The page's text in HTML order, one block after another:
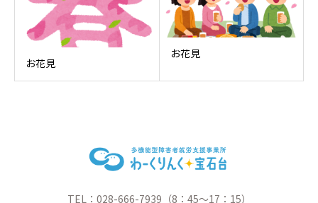
お花見
お花見
TEL：028-666-7939（8：45～17：15）